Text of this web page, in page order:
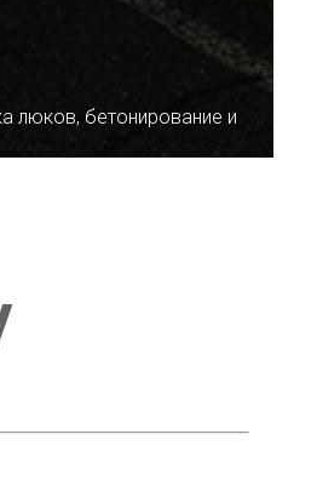
люков, бетонирование и